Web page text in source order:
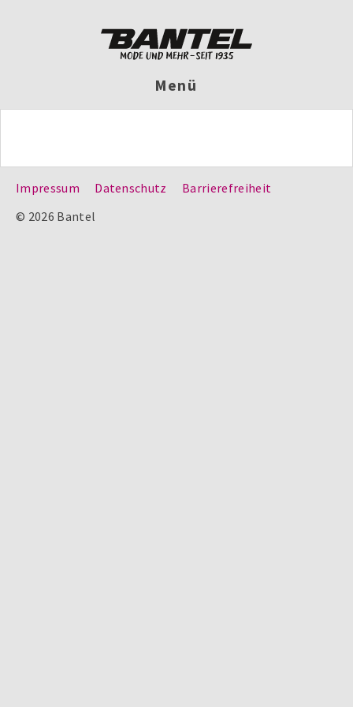
Menü
Impressum Datenschutz
Barrierefreiheit
© 2026 Bantel